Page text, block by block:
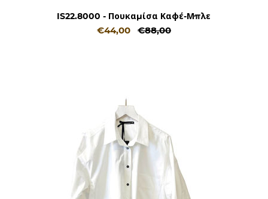
IS22.8000 - Πουκαμίσα Καφέ-Μπλε
€44,00 €88,00